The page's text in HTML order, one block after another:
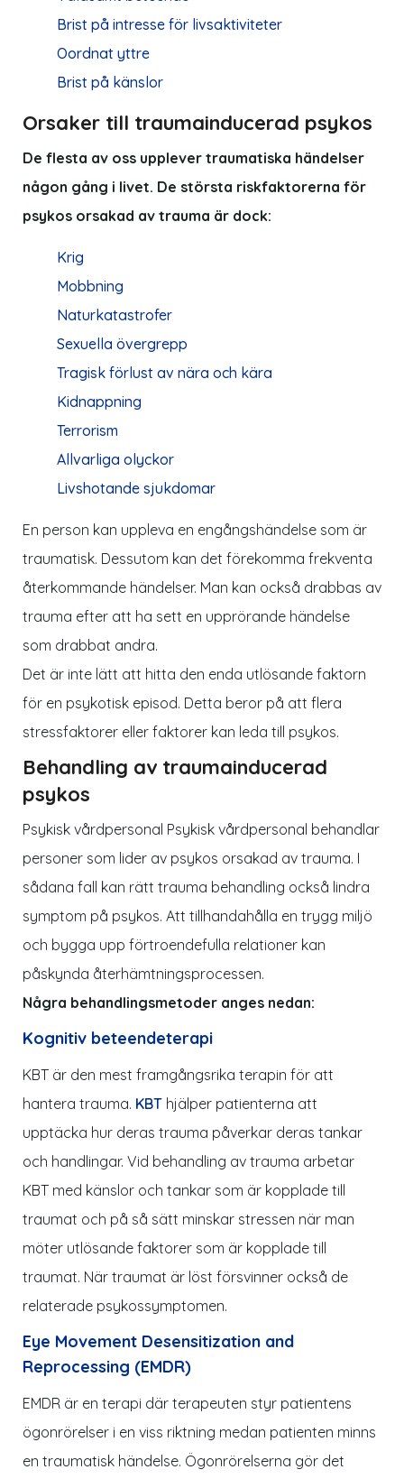
Brist på intresse för livsaktiviteter
Oordnat yttre
Brist på känslor
Orsaker till traumainducerad psykos
De flesta av oss upplever traumatiska händelser
någon gång i livet. De största riskfaktorerna för
psykos orsakad av trauma är dock:
Krig
Mobbning
Naturkatastrofer
Sexuella övergrepp
Tragisk förlust av nära och kära
Kidnappning
Terrorism
Allvarliga olyckor
Livshotande sjukdomar
En person kan uppleva en engångshändelse som är
traumatisk. Dessutom kan det förekomma frekventa
återkommande händelser. Man kan också drabbas av
trauma efter att ha sett en upprörande händelse
som drabbat andra.
Det är inte lätt att hitta den enda utlösande faktorn
för en psykotisk episod. Detta beror på att flera
stressfaktorer eller faktorer kan leda till psykos.
Behandling av traumainducerad
psykos
Psykisk vårdpersonal Psykisk vårdpersonal behandlar
personer som lider av psykos orsakad av trauma. I
sådana fall kan rätt trauma behandling också lindra
symptom på psykos. Att tillhandahålla en trygg miljö
och bygga upp förtroendefulla relationer kan
påskynda återhämtningsprocessen.
Några behandlingsmetoder anges nedan:
Kognitiv beteendeterapi
KBT är den mest framgångsrika terapin för att
hantera trauma. KBT hjälper patienterna att
upptäcka hur deras trauma påverkar deras tankar
och handlingar. Vid behandling av trauma arbetar
KBT med känslor och tankar som är kopplade till
traumat och på så sätt minskar stressen när man
möter utlösande faktorer som är kopplade till
traumat. När traumat är löst försvinner också de
relaterade psykossymptomen.
Eye Movement Desensitization and
Reprocessing (EMDR)
EMDR är en terapi där terapeuten styr patientens
ögonrörelser i en viss riktning medan patienten minns
en traumatisk händelse. Ögonrörelserna gör det